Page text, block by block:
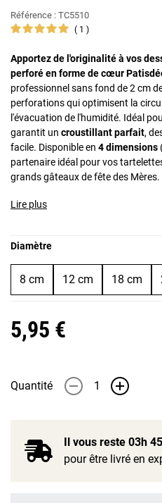
Référence : TC5510
1
Apportez de l'originalité à vos
perforé en forme de cœur
professionnel sans fond de 2 cm
perforations qui optimisent la
l'évacuation de l'humidité. Idéal
garantit un croustillant parfait,
facile. Disponible en 4 dimensions
partenaire idéal pour vos
grands gâteaux de fête des Mères.
Lire plus
Diamètre
8 cm 12 cm 18 cm
5,95 €
Quantité - +
Il vous reste 03h
pour être livré en